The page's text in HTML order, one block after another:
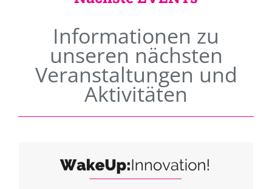
Informationen zu
unseren nächsten
Veranstaltungen und
Aktivitäten